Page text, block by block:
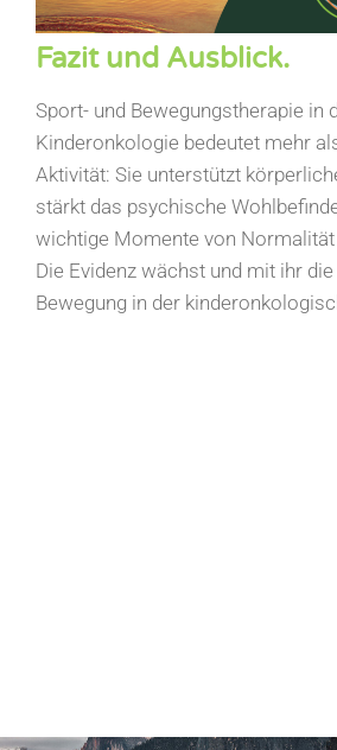
Fazit und Ausblick.
Sport- und Bewegungstherapie in
Kinderonkologie bedeutet mehr
Aktivität: Sie unterstützt
stärkt das psychische
wichtige Momente von
Die Evidenz wächst und mit ihr
Bewegung in der